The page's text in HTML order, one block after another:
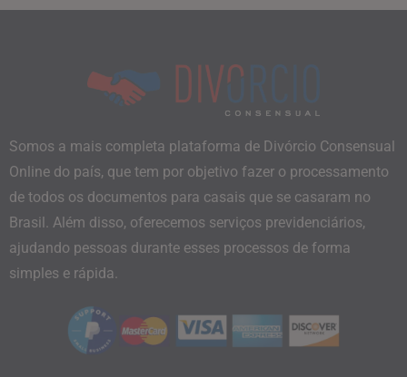
Somos a mais completa plataforma de Divórcio Consensual
Online do país, que tem por objetivo fazer o processamento
de todos os documentos para casais que se casaram no
Brasil. Além disso, oferecemos serviços previdenciários,
ajudando pessoas durante esses processos de forma
simples e rápida.